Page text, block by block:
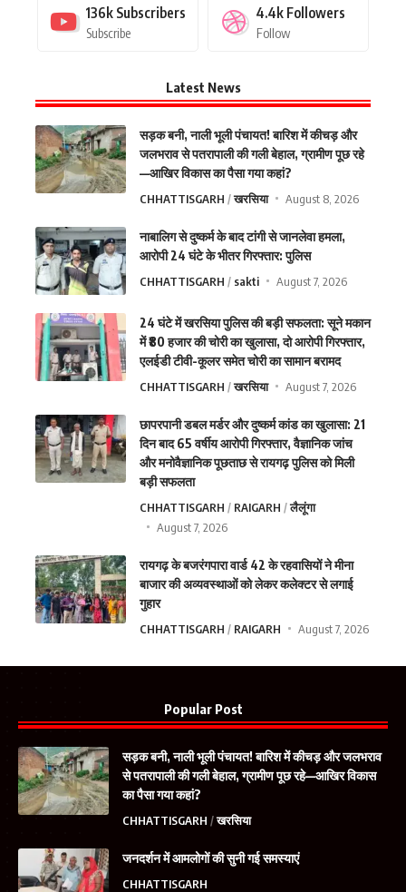
136k Subscribers
Subscribe
4.4k Followers
Follow
Latest News
सड़क बनी, नाली भूली पंचायत! बारिश में कीचड़ और
जलभराव से पतरापाली की गली बेहाल, ग्रामीण पूछ रहे
—आखिर विकास का पैसा गया कहां?
CHHATTISGARH खरसिया August 8, 2026
नाबालिग से दुष्कर्म के बाद टांगी से जानलेवा हमला,
आरोपी 24 घंटे के भीतर गिरफ्तार: पुलिस
CHHATTISGARH sakti August 7, 2026
24 घंटे में खरसिया पुलिस की बड़ी सफलता: सूने मकान
में ₹80 हजार की चोरी का खुलासा, दो आरोपी गिरफ्तार,
एलईडी टीवी-कूलर समेत चोरी का सामान बरामद
CHHATTISGARH खरसिया August 7, 2026
छापरपानी डबल मर्डर और दुष्कर्म कांड का खुलासा: 21
दिन बाद 65 वर्षीय आरोपी गिरफ्तार, वैज्ञानिक जांच
और मनोवैज्ञानिक पूछताछ से रायगढ़ पुलिस को मिली
बड़ी सफलता
CHHATTISGARH RAIGARH
लैलूंगा
August 7, 2026
रायगढ़ के बजरंगपारा वार्ड 42 के रहवासियों ने मीना
बाजार की अव्यवस्थाओं को लेकर कलेक्टर से लगाई
गुहार
CHHATTISGARH RAIGARH August 7, 2026
Popular Post
सड़क बनी, नाली भूली पंचायत! बारिश में कीचड़ और जलभराव
से पतरापाली की गली बेहाल, ग्रामीण पूछ रहे—आखिर विकास
का पैसा गया कहां?
CHHATTISGARH खरसिया
जनदर्शन में आमलोगों की सुनी गई समस्याएं
CHHATTISGARH